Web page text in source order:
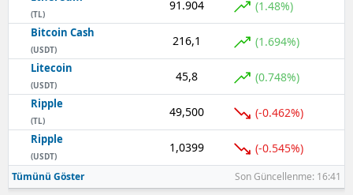
(TL)
91.904 (1.48%)
Bitcoin Cash
(USDT)
216,1 (1.694%)
Litecoin
(USDT)
45,8 (0.748%)
Ripple
(TL)
49,500 (-0.462%)
Ripple
(USDT)
1,0399 (-0.545%)
Tümünü Göster Son Güncellenme: 16:41